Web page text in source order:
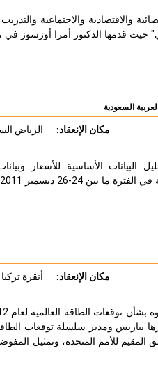
والاقتصادية والاجتماعية
قدمها الدكتور أمرا أوزسوز في مقرالمركز
السعودية
مكان الإنعقاد: الرياض
البيانات الأساسية للأسعار
الدورة من قبل خبير في مركز أنقرة
مكان الإنعقاد: أنقرة تركيا
بباريس ومدير سلسلة توقعات
للأمم المتحدة، وتمثيل